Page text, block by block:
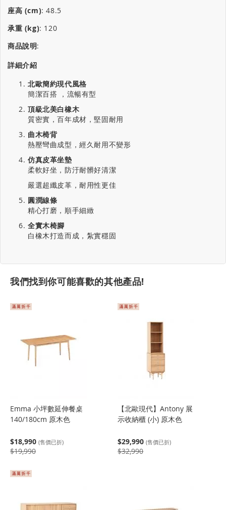
座高 (cm):48.5
承重 (kg): 120
商品說明:
詳細介紹
北歐簡約現代風格
簡潔百搭 ，流暢有型
頂級北美白橡木
質密實，百年成材，堅固耐用
曲木椅背
熱壓彎曲成型，經久耐用不變形
仿真皮革坐墊
柔軟好坐，防汙耐髒好清潔
嚴選超纖皮革，耐用性更佳
圓潤線條
精心打磨，順手細緻
全實木椅腳
白橡木打造而成，紮實穩固
我們找到你可能喜歡的其他產品!
Emma 小坪數延伸餐桌
140/180cm 原木色
$18,990 (售價已折)
$19,990
【北歐現代】Antony 展
示收納櫃 (小) 原木色
$29,990 (售價已折)
$32,990